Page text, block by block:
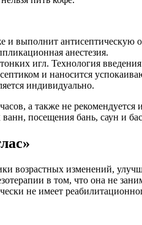
и выполнит антисептическую
анестезия.
игл. Технология
и наносится
индивидуально.
а также не
посещения бань, саун и
возрастных изменений,
в том, что она не
не имеет